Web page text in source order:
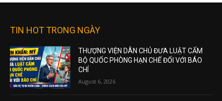
TIN HOT TRONG NGÀY
THƯỢNG VIỆN DÂN CHỦ ĐƯA LUẬT CẤM
BỘ QUỐC PHÒNG HẠN CHẾ ĐỐI VỚI BÁO
CHÍ
August 6, 2026